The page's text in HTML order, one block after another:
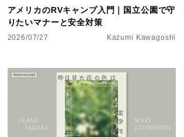
アメリカのRVキャンプ入門｜国立公園で守
りたいマナーと安全対策
2026/07/27 Kazumi Kawagoshi